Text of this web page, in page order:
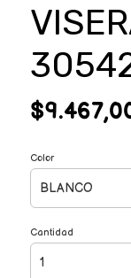
Color
Cantidad